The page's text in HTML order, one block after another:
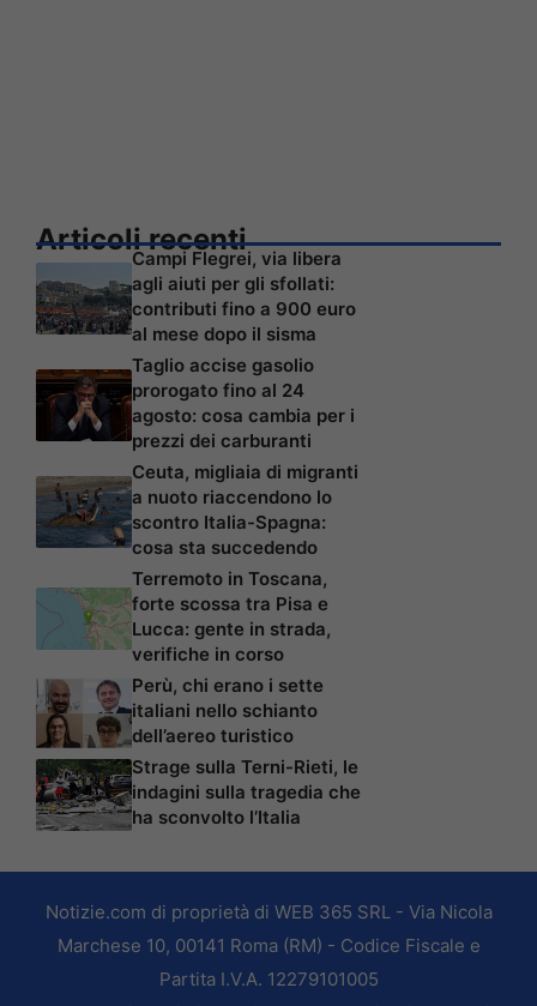
Articoli recenti
Campi Flegrei, via libera
agli aiuti per gli sfollati:
contributi fino a 900 euro
al mese dopo il sisma
Taglio accise gasolio
prorogato fino al 24
agosto: cosa cambia per i
prezzi dei carburanti
Ceuta, migliaia di migranti
a nuoto riaccendono lo
scontro Italia-Spagna:
cosa sta succedendo
Terremoto in Toscana,
forte scossa tra Pisa e
Lucca: gente in strada,
verifiche in corso
Perù, chi erano i sette
italiani nello schianto
dell’aereo turistico
Strage sulla Terni-Rieti, le
indagini sulla tragedia che
ha sconvolto l’Italia
Notizie.com di proprietà di WEB 365 SRL - Via Nicola
Marchese 10, 00141 Roma (RM) - Codice Fiscale e
Partita I.V.A. 12279101005